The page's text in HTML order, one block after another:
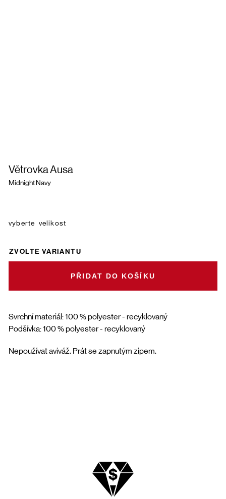
Větrovka Ausa
Midnight Navy
Svrchní materiál: 100 % polyester - recyklovaný
Podšívka: 100 % polyester - recyklovaný
Nepoužívat aviváž. Prát se zapnutým zipem.
velikost
ZVOLTE VARIANTU
DO KOŠÍKU